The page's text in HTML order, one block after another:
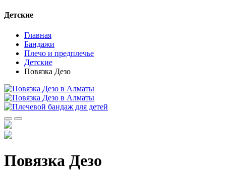
Детские
Главная
Бандажи
Плечо и предплечье
Детские
Повязка Дезо
Повязка Дезо